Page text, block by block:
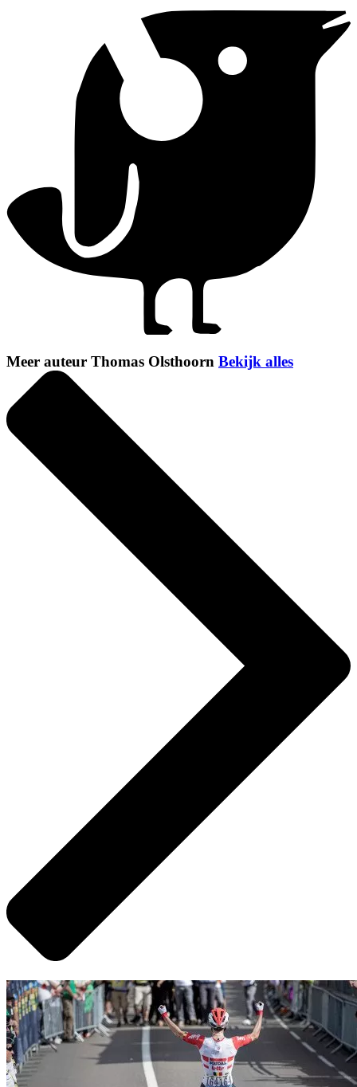
Meer auteur Thomas Olsthoorn Bekijk alles